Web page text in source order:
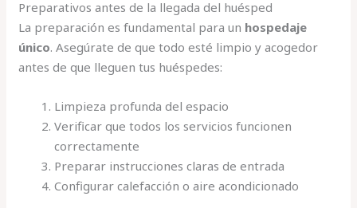
Preparativos antes de la llegada del huésped
La preparación es fundamental para un hospedaje
único. Asegúrate de que todo esté limpio y acogedor
antes de que lleguen tus huéspedes:
Limpieza profunda del espacio
Verificar que todos los servicios funcionen
correctamente
Preparar instrucciones claras de entrada
Configurar calefacción o aire acondicionado